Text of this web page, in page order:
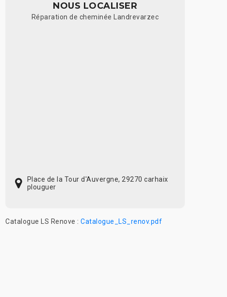
NOUS LOCALISER
Réparation de cheminée Landrevarzec
Place de la Tour d'Auvergne, 29270 carhaix
plouguer
Catalogue LS Renove : Catalogue_LS_renov.pdf